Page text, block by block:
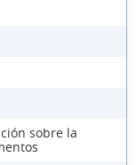
sobre la